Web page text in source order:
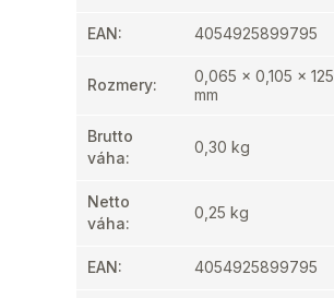
EAN: 4054925899795
Rozmery:
0,065 x 0,105 x 125
mm
Brutto
váha:
0,30 kg
Netto
váha:
0,25 kg
EAN: 4054925899795